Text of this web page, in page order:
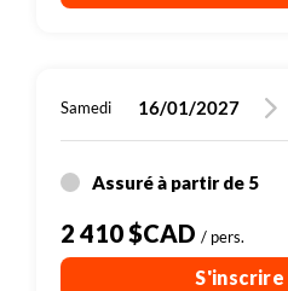
Samedi 16/01/2027
Assuré à partir de 5
2 410 $CAD / pers.
S'inscrire